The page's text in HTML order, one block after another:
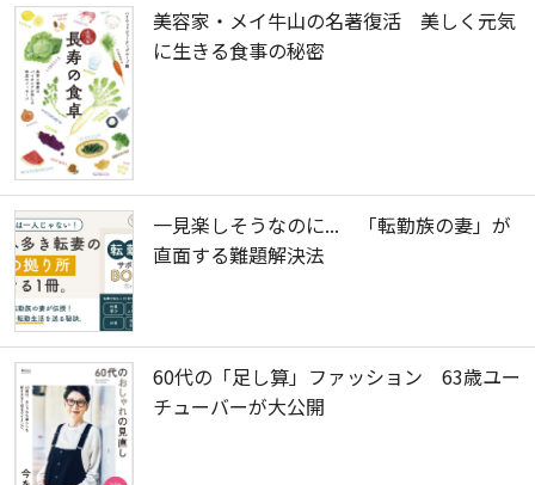
美容家・メイ牛山の名著復活 美しく元気
に生きる食事の秘密
一見楽しそうなのに... 「転勤族の妻」が
直面する難題解決法
60代の「足し算」ファッション 63歳ユー
チューバーが大公開